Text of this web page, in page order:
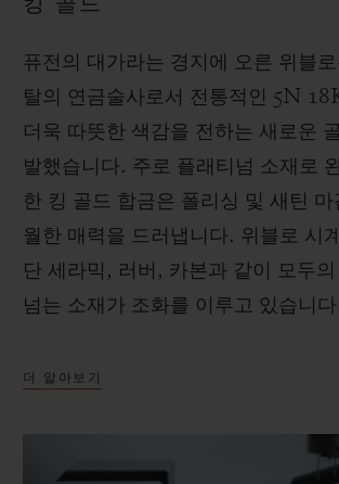
퓨전의 대가라는 경지에 오른 위블로
탈의 연금술사로서 전통적인 5N
더욱 따뜻한 색감을 전하는 새로운
발했습니다. 주로 플래티넘 소재로
한 킹 골드 합금은 폴리싱 및 새틴
월한 매력을 드러냅니다. 위블로 시
단 세라믹, 러버, 카본과 같이 모두의
넘는 소재가 조화를 이루고 있습니
더 알아보기